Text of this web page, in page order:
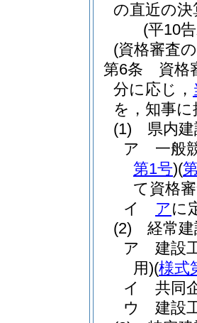
の直近の
(平10
(資格審査
第6条
資格
分に応じ，
を，知事
(1)
県内
ア
一般
第1号)(
て資格
イ
アに
(2)
経常
ア
建設
用)(様式
イ
共同
ウ
建設